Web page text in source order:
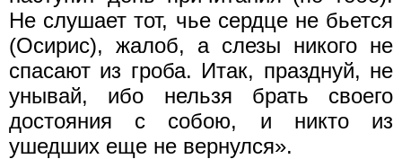
Не слушает тот, чье сердце не бьется
(Осирис), жалоб, а слезы никого не
спасают из гроба. Итак, празднуй, не
унывай, ибо нельзя брать своего
достояния с собою, и никто из
ушедших еще не вернулся».